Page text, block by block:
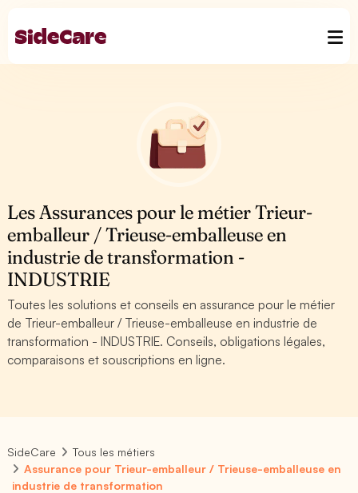
Les Assurances pour le métier Trieur-
emballeur / Trieuse-emballeuse en
industrie de transformation -
INDUSTRIE
Toutes les solutions et conseils en assurance pour le métier
de Trieur-emballeur / Trieuse-emballeuse en industrie de
transformation - INDUSTRIE. Conseils, obligations légales,
comparaisons et souscriptions en ligne.
SideCare
Tous les métiers
Assurance pour Trieur-emballeur / Trieuse-emballeuse en
industrie de transformation